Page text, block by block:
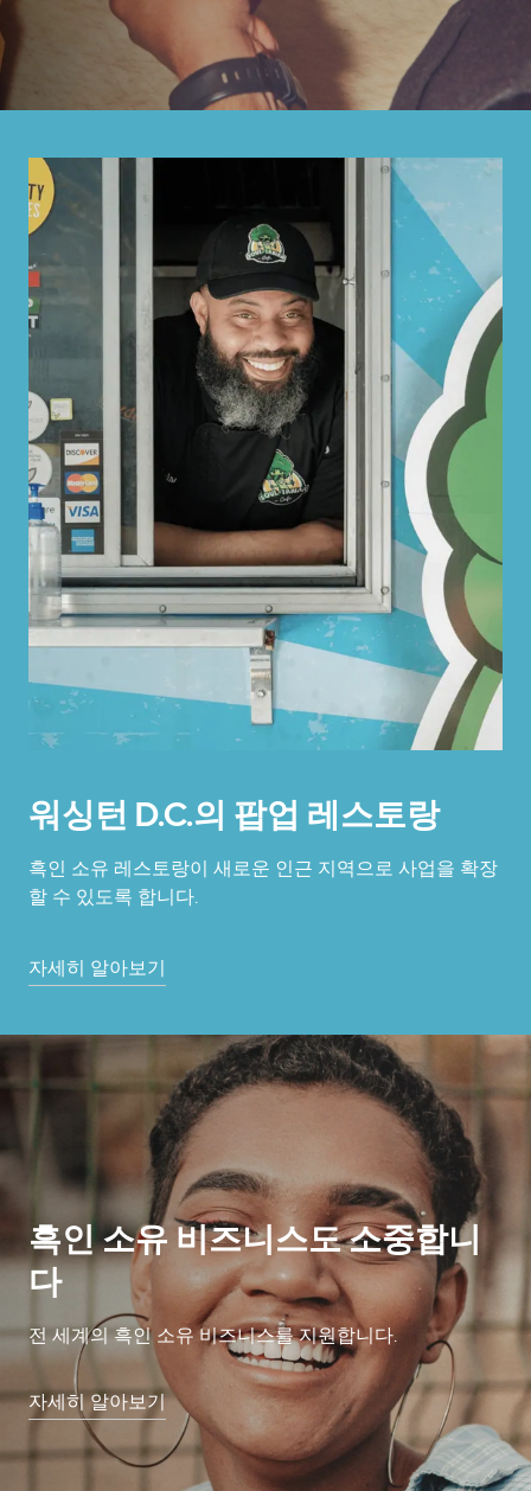
워싱턴 D.C.의 팝업 레스토랑
흑인 소유 레스토랑이 새로운 인근 지역으로 사업을 확장
할 수 있도록 합니다.
자세히 알아보기
흑인 소유 비즈니스도 소중합니
다
전 세계의 흑인 소유 비즈니스를 지원합니다.
자세히 알아보기